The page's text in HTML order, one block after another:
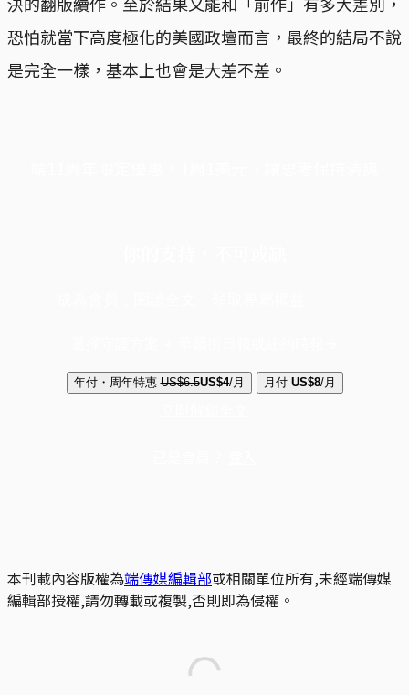
恐怕就當下高度極化的美國政壇而言，最終的結局不說
是完全一樣，基本上也會是大差不差。
年付・周年特惠 US$6.5US$4/月 月付 US$8/月
本刊載內容版權為端傳媒編輯部或相關單位所有,未經端傳媒
編輯部授權,請勿轉載或複製,否則即為侵權。